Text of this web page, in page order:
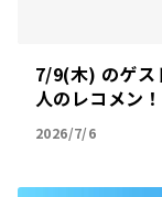
7/9(木) のゲ
人のレコメン！
2026/7/6